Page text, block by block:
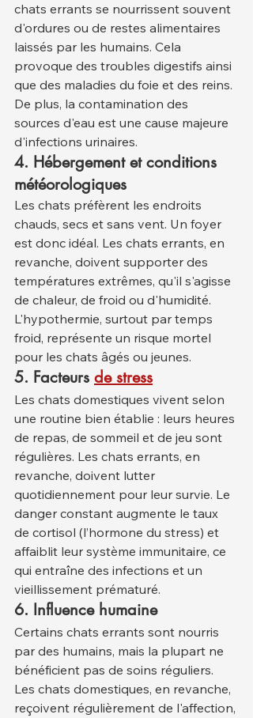
chats errants se nourrissent souvent
d'ordures ou de restes alimentaires
laissés par les humains. Cela
provoque des troubles digestifs ainsi
que des maladies du foie et des reins.
De plus, la contamination des
sources d'eau est une cause majeure
d'infections urinaires.
4. Hébergement et conditions
météorologiques
Les chats préfèrent les endroits
chauds, secs et sans vent. Un foyer
est donc idéal. Les chats errants, en
revanche, doivent supporter des
températures extrêmes, qu'il s'agisse
de chaleur, de froid ou d'humidité.
L'hypothermie, surtout par temps
froid, représente un risque mortel
pour les chats âgés ou jeunes.
5. Facteurs de stress
Les chats domestiques vivent selon
une routine bien établie : leurs heures
de repas, de sommeil et de jeu sont
régulières. Les chats errants, en
revanche, doivent lutter
quotidiennement pour leur survie. Le
danger constant augmente le taux
de cortisol (l’hormone du stress) et
affaiblit leur système immunitaire, ce
qui entraîne des infections et un
vieillissement prématuré.
6. Influence humaine
Certains chats errants sont nourris
par des humains, mais la plupart ne
bénéficient pas de soins réguliers.
Les chats domestiques, en revanche,
reçoivent régulièrement de l'affection,